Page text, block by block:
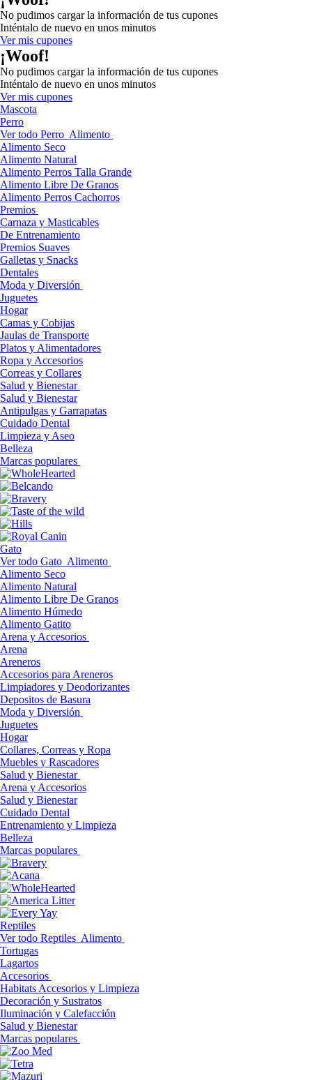
No pudimos cargar la información de tus cupones
Inténtalo de nuevo en unos minutos
Ver mis cupones
¡Woof!
No pudimos cargar la información de tus cupones
Inténtalo de nuevo en unos minutos
Ver mis cupones
Mascota
Perro
Ver todo Perro Alimento
Alimento Seco
Alimento Natural
Alimento Perros Talla Grande
Alimento Libre De Granos
Alimento Perros Cachorros
Premios
Carnaza y Masticables
De Entrenamiento
Premios Suaves
Galletas y Snacks
Dentales
Moda y Diversión
Juguetes
Hogar
Camas y Cobijas
Jaulas de Transporte
Platos y Alimentadores
Ropa y Accesorios
Correas y Collares
Salud y Bienestar
Salud y Bienestar
Antipulgas y Garrapatas
Cuidado Dental
Limpieza y Aseo
Belleza
Marcas populares
Gato
Ver todo Gato Alimento
Alimento Seco
Alimento Natural
Alimento Libre De Granos
Alimento Húmedo
Alimento Gatito
Arena y Accesorios
Arena
Areneros
Accesorios para Areneros
Limpiadores y Deodorizantes
Depositos de Basura
Moda y Diversión
Juguetes
Hogar
Collares, Correas y Ropa
Muebles y Rascadores
Salud y Bienestar
Arena y Accesorios
Salud y Bienestar
Cuidado Dental
Entrenamiento y Limpieza
Belleza
Marcas populares
Reptiles
Ver todo Reptiles Alimento
Tortugas
Lagartos
Accesorios
Habitats Accesorios y Limpieza
Decoración y Sustratos
Iluminación y Calefacción
Salud y Bienestar
Marcas populares